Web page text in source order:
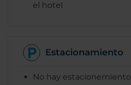
el hotel
Estacionamiento
No hay estacionemiento